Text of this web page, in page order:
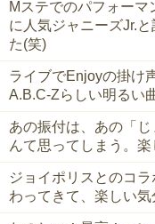
Mステでのパフォー
に人気ジャニーズJr.
た(笑)
ライブでEnjoyの掛け
A.B.C-Zらしい明るい
あの振付は、あの「
んて思ってしまう。楽
ジョイポリスとのコ
わってきて、楽しい気